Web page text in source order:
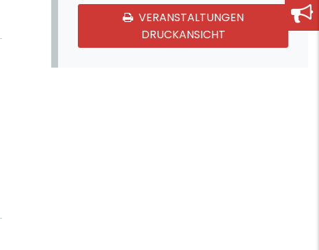
VERANSTALTUNGEN
DRUCKANSICHT